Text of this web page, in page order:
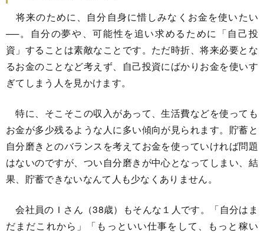
将来のために、自分自身に惜しみなくお金を使いたい
──。自分の夢や、可能性を追い求めるために「自己投
資」することは素敵なことです。ただ時折、将来必要とな
るお金のことなど考えず、自己投資にばかりお金を使いす
ぎてしまう人を見かけます。
特に、そこそこの収入があって、生活費などを使っても
お金が多少残るような人に多い傾向が見られます。貯蓄と
自分磨きとのバランスを考えてお金を使っていければ問題
はないのですが、つい自分磨きが中心となってしまい、結
果、貯蓄できないなんて人も少なくありません。
会社員のＩさん（38歳）もそんな１人です。「自分はま
だまだこれから」「もっといい仕事をして、もっと稼い